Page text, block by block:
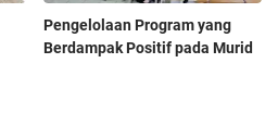
Pengelolaan Program yang
Berdampak Positif pada Murid